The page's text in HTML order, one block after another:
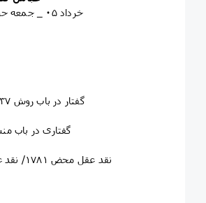
| ۲۹ خرداد ۰۵ _ جمعه حوالی ۱ بامداد
•گفتار در باب روش ۱۶۳۷/ تأملات ۱۶۴۱
•گفتاری در باب منشأ
•نقد عقل محض ۱۷۸۱/ نقد عقل عملی ۱۷۸۸